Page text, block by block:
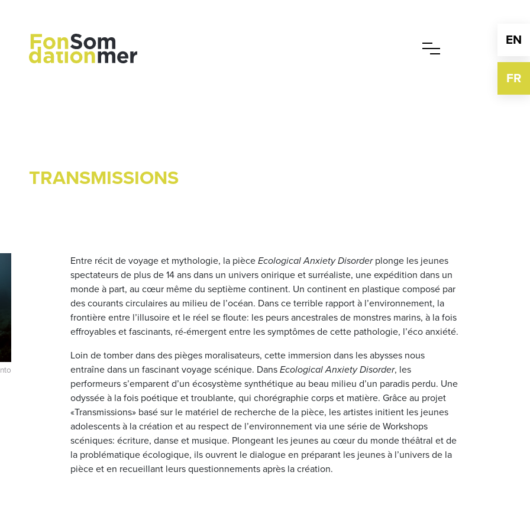
EN
FR
TRANSMISSIONS
Entre récit de voyage et mythologie, la pièce Ecological Anxiety Disorderplonge les jeunes
spectateurs de plus de 14 ans dans un univers onirique et surréaliste, une expédition dans un
monde à part, au cœur même du septième continent. Un continent en plastique composé par
des courants circulaires au milieu de l’océan. Dans ce terrible rapport à l’environnement, la
frontière entre l’illusoire et le réel se floute: les peurs ancestrales de monstres marins, à la fois
effroyables et fascinants, ré-émergent entre les symptômes de cette pathologie, l’éco anxiété.
Loin de tomber dans des pièges moralisateurs, cette immersion dans les abysses nous
entraîne dans un fascinant voyage scénique. Dans Ecological Anxiety Disorder, les
performeurs s’emparent d’un écosystème synthétique au beau milieu d’un paradis perdu. Une
odyssée à la fois poétique et troublante, qui chorégraphie corps et matière. Grâce au projet
«Transmissions» basé sur le matériel de recherche de la pièce, les artistes initient les jeunes
adolescents à la création et au respect de l’environnement via une série de Workshops
scéniques: écriture, danse et musique. Plongeant les jeunes au cœur du monde théâtral et de
la problématique écologique, ils ouvrent le dialogue en préparant les jeunes à l’univers de la
pièce et en recueillant leurs questionnements après la création.